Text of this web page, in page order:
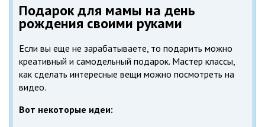
Подарок для мамы на день
рождения своими руками
Если вы еще не зарабатываете, то подарить можно
креативный и самодельный подарок. Мастер классы,
как сделать интересные вещи можно посмотреть на
видео.
Вот некоторые идеи: